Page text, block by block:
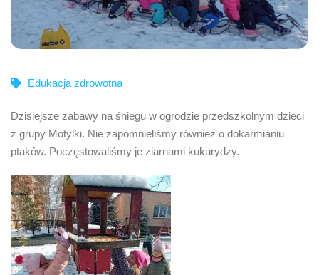
Edukacja zdrowotna
Dzisiejsze zabawy na śniegu w ogrodzie przedszkolnym dzieci
z grupy Motylki. Nie zapomnieliśmy również o dokarmianiu
ptaków. Poczęstowaliśmy je ziarnami kukurydzy.